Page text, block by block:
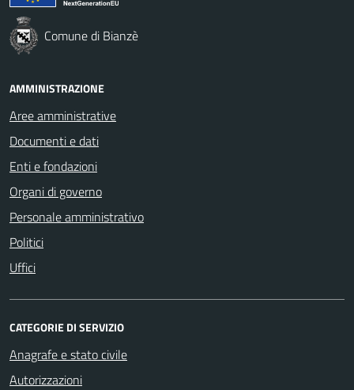
Comune di Bianzè
AMMINISTRAZIONE
Aree amministrative
Documenti e dati
Enti e fondazioni
Organi di governo
Personale amministrativo
Politici
Uffici
CATEGORIE DI SERVIZIO
Anagrafe e stato civile
Autorizzazioni